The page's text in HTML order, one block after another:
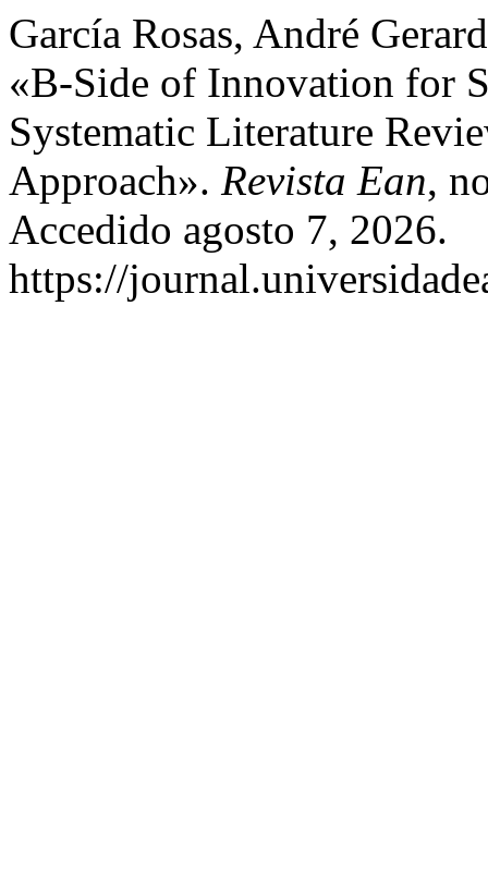
García Rosas, André
«B-Side of Innovation for
Systematic Literature
Approach». Revista Ean,
Accedido agosto 7, 2026.
https://